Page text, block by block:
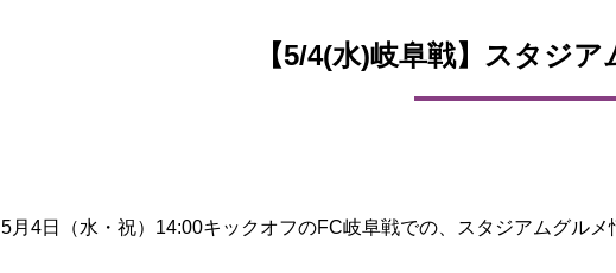
【5/4(水)岐阜戦】スタジ
5月4日（水・祝）14:00キックオフのFC岐阜戦での、スタジアムグルメ